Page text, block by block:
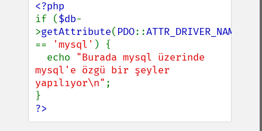
if ($db-
>getAttribute( PDO::ATTR_DRIVER_NAME
==
'mysql' ) {
  echo
"Burada mysql üzerinde
mysql'e özgü bir şeyler
yapılıyor\n" ;
?>